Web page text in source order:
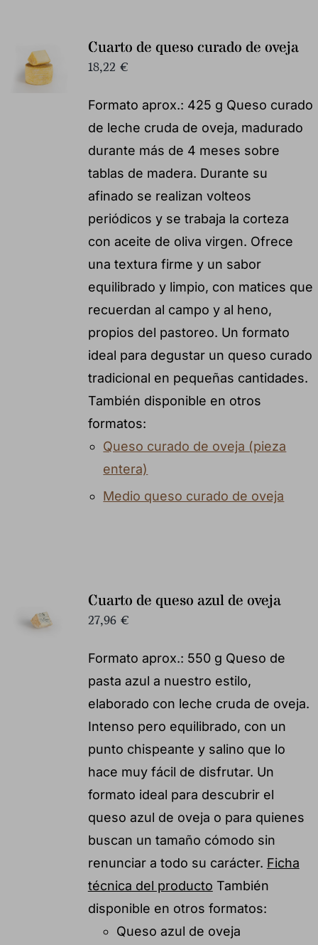
Cuarto de queso curado de oveja
18,22 €
Formato aprox.: 425 g Queso curado
de leche cruda de oveja, madurado
durante más de 4 meses sobre
tablas de madera. Durante su
afinado se realizan volteos
periódicos y se trabaja la corteza
con aceite de oliva virgen. Ofrece
una textura firme y un sabor
equilibrado y limpio, con matices que
recuerdan al campo y al heno,
propios del pastoreo. Un formato
ideal para degustar un queso curado
tradicional en pequeñas cantidades.
También disponible en otros
formatos:
Queso curado de oveja (pieza
entera)
Medio queso curado de oveja
Cuarto de queso azul de oveja
27,96 €
Formato aprox.: 550 g Queso de
pasta azul a nuestro estilo,
elaborado con leche cruda de oveja.
Intenso pero equilibrado, con un
punto chispeante y salino que lo
hace muy fácil de disfrutar. Un
formato ideal para descubrir el
queso azul de oveja o para quienes
buscan un tamaño cómodo sin
renunciar a todo su carácter. Ficha
técnica del producto También
disponible en otros formatos:
Queso azul de oveja